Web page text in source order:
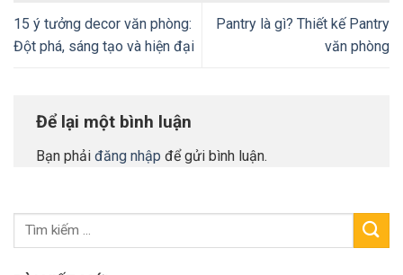
15 ý tưởng decor văn phòng:
Đột phá, sáng tạo và hiện đại
Pantry là gì? Thiết kế Pantry
văn phòng
Để lại một bình luận
Bạn phải đăng nhập để gửi bình luận.